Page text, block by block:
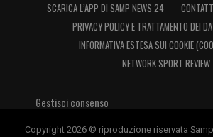
SCARICA L’APP DI SAMP NEWS 24
PRIVACY POLICY E TRATTAMENTO DEI
INFORMATIVA ESTESA SUI COOKIE
NETWORK SPORT REVIEW
Gestisci consenso
Copyright 2026 © riproduzione riservata